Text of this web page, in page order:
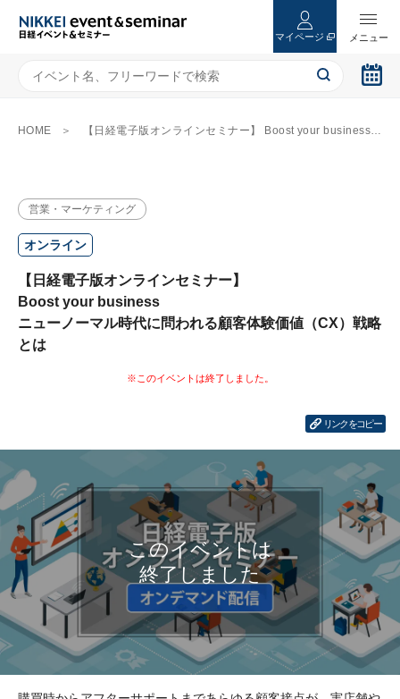
マイページ
HOME 【日経電子版オンラインセミナー】 Boost your business ニューノーマル時代に問われる顧客体験価値（CX）戦略とは
営業・マーケティング
オンライン
【日経電子版オンラインセミナー】
Boost your business
ニューノーマル時代に問われる顧客体験価値（CX）戦略
とは
リンクをコピー